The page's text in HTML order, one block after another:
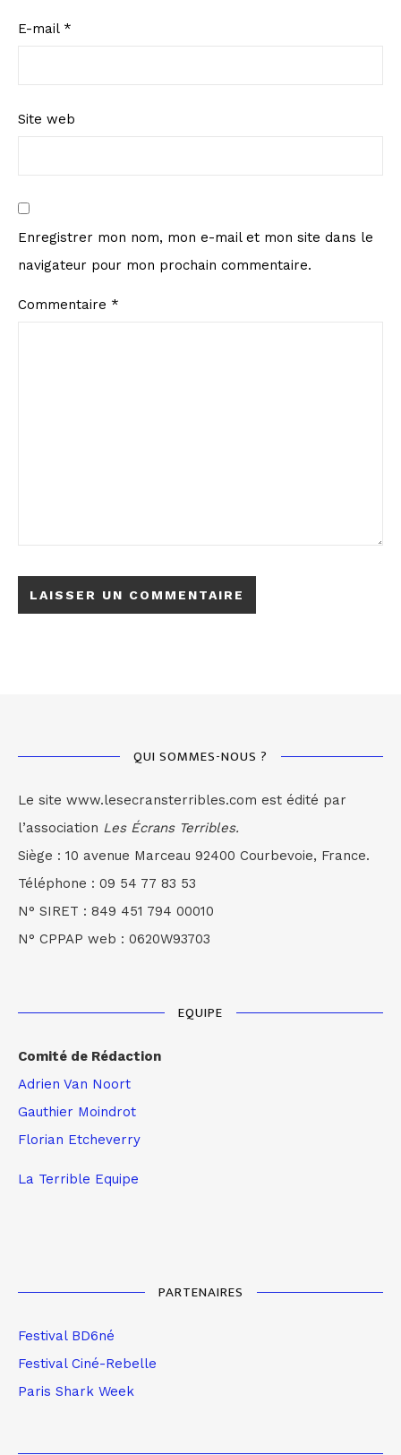
E-mail *
Site web
Enregistrer mon nom, mon e-mail et mon site dans le
navigateur pour mon prochain commentaire.
Commentaire *
QUI SOMMES-NOUS ?
Le site www.lesecransterribles.com est édité par
l’association Les Écrans Terribles.
Siège : 10 avenue Marceau 92400 Courbevoie, France.
Téléphone : 09 54 77 83 53
N° SIRET : 849 451 794 00010
N° CPPAP web : 0620W93703
EQUIPE
Comité de Rédaction
Adrien Van Noort
Gauthier Moindrot
Florian Etcheverry
La Terrible Equipe
PARTENAIRES
Festival BD6né
Festival Ciné-Rebelle
Paris Shark Week